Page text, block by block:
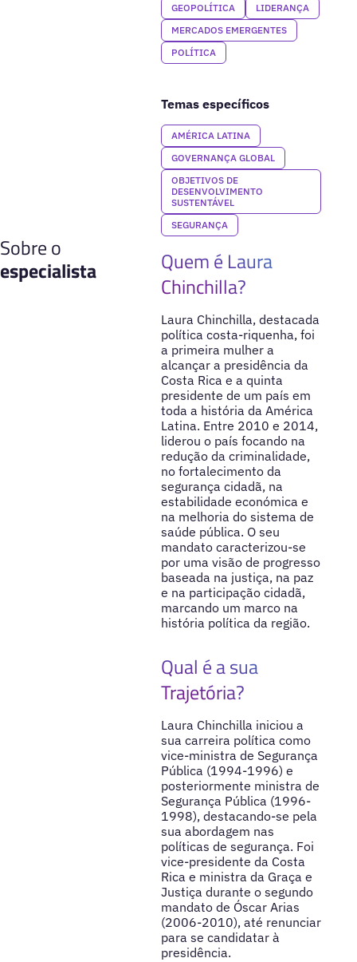
GEOPOLÍTICA
LIDERANÇA
MERCADOS EMERGENTES
POLÍTICA
Temas específicos
AMÉRICA LATINA
GOVERNANÇA GLOBAL
OBJETIVOS DE
DESENVOLVIMENTO
SUSTENTÁVEL
SEGURANÇA
Sobre o
especialista
Quem é Laura
Chinchilla?
Laura Chinchilla, destacada
política costa-riquenha, foi
a primeira mulher a
alcançar a presidência da
Costa Rica e a quinta
presidente de um país em
toda a história da América
Latina. Entre 2010 e 2014,
liderou o país focando na
redução da criminalidade,
no fortalecimento da
segurança cidadã, na
estabilidade económica e
na melhoria do sistema de
saúde pública. O seu
mandato caracterizou-se
por uma visão de progresso
baseada na justiça, na paz
e na participação cidadã,
marcando um marco na
história política da região.
Qual é a sua
Trajetória?
Laura Chinchilla iniciou a
sua carreira política como
vice-ministra de Segurança
Pública (1994-1996) e
posteriormente ministra de
Segurança Pública (1996-
1998), destacando-se pela
sua abordagem nas
políticas de segurança. Foi
vice-presidente da Costa
Rica e ministra da Graça e
Justiça durante o segundo
mandato de Óscar Arias
(2006-2010), até renunciar
para se candidatar à
presidência.